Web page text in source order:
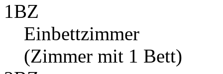
1BZ
Einbettzimmer
(Zimmer mit 1 Bett)